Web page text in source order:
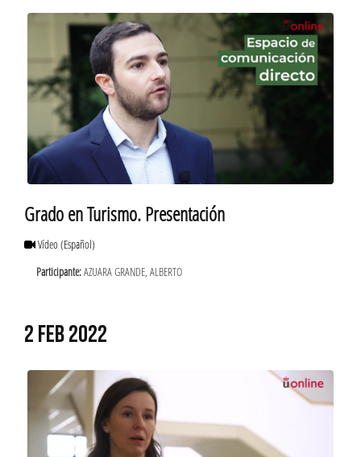
Grado en Turismo. Presentación
Vídeo(Español)
Participante:AZUARA GRANDE, ALBERTO
2 FEB 2022